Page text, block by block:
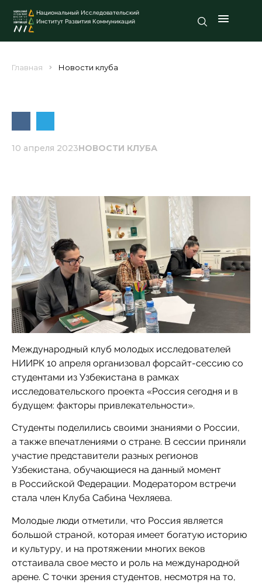
Национальный Исследовательский
Институт Развития Коммуникаций
Главная Новости клуба
10 апреля 2023НОВОСТИ КЛУБА
Международный клуб молодых исследователей
НИИРК 10 апреля организовал форсайт-сессию со
студентами из Узбекистана в рамках
исследовательского проекта «Россия сегодня и в
будущем: факторы привлекательности».
Студенты поделились своими знаниями о России,
а также впечатлениями о стране. В сессии приняли
участие представители разных регионов
Узбекистана, обучающиеся на данный момент
в Российской Федерации. Модератором встречи
стала член Клуба Сабина Чехляева.
Молодые люди отметили, что Россия является
большой страной, которая имеет богатую историю
и культуру, и на протяжении многих веков
отстаивала свое место и роль на международной
арене. С точки зрения студентов, несмотря на то,